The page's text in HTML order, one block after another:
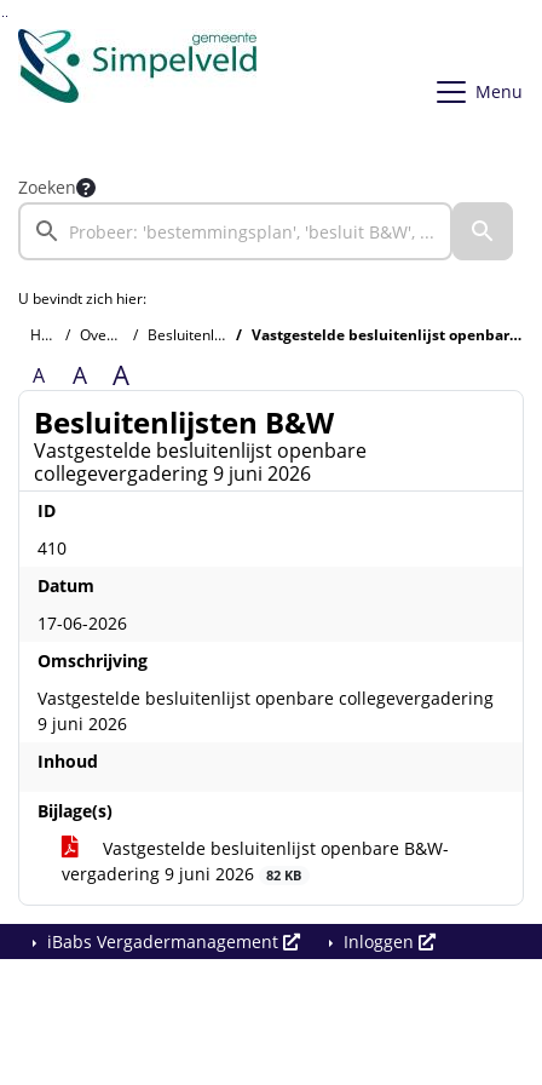
Ga naar de inhoud van deze pagina
Ga naar het zoeken
Ga naar het menu
Menu
Zoeken
U bevindt zich hier:
Home
Overzichten Besluitenlijsten B&W Vastgestelde besluitenlijst openbare collegevergadering 9 juni 2026
A A A
Besluitenlijsten B&W
Vastgestelde besluitenlijst openbare
collegevergadering 9 juni 2026
ID
410
Datum
17-06-2026
Omschrijving
Vastgestelde besluitenlijst openbare collegevergadering
9 juni 2026
Inhoud
Bijlage(s)
Vastgestelde besluitenlijst openbare B&W-
vergadering 9 juni 2026
82 KB
iBabs Vergadermanagement Inloggen